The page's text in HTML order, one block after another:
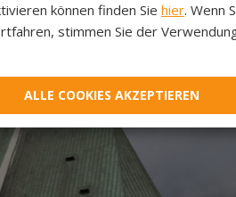
können finden Sie hier. Wenn
stimmen Sie der
ALLE COOKIES AKZEPTIEREN